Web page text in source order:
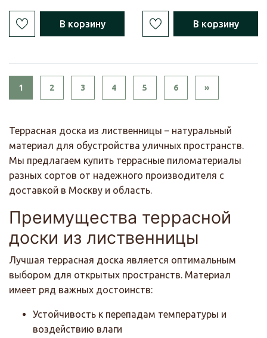
В корзину В корзину
1 2 3 4 5 6 »Next
Террасная доска из лиственницы – натуральный
материал для обустройства уличных пространств.
Мы предлагаем купить террасные пиломатериалы
разных сортов от надежного производителя с
доставкой в Москву и область.
Преимущества террасной
доски из лиственницы
Лучшая террасная доска является оптимальным
выбором для открытых пространств. Материал
имеет ряд важных достоинств:
Устойчивость к перепадам температуры и
воздействию влаги